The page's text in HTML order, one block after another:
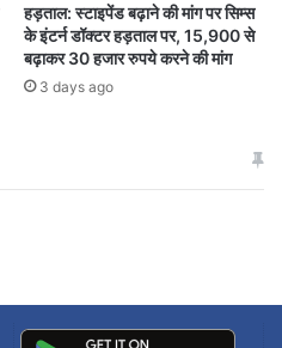
हड़ताल: स्टाइपेंड बढ़ाने की मांग पर सिम्स
के इंटर्न डॉक्टर हड़ताल पर, 15,900 से
बढ़ाकर 30 हजार रुपये करने की मांग
3 days ago
खाई में धक्का… आरोपियों ने